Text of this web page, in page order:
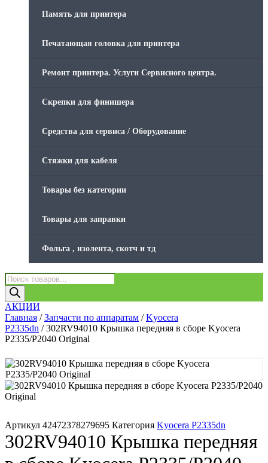
Память для принтера
Печатающая головка для принтера
Ремонт принтера. Услуги Сервисного центра.
Скрепки для финишера
Средства для сервиса / Оборудование
Стяжки для кабеля
Товары без категории
Товары для заправки
Фольга , изолента, скотч и тд
Поиск
товаров
АКЦИИ
Главная /Запчасти по аппаратам /Kyocera
P2335dn / 302RV94010 Крышка передняя в сборе Kyocera
P2335/P2040 Original
Артикул 42472378279695 Категория Kyocera P2335dn
302RV94010 Крышка передняя